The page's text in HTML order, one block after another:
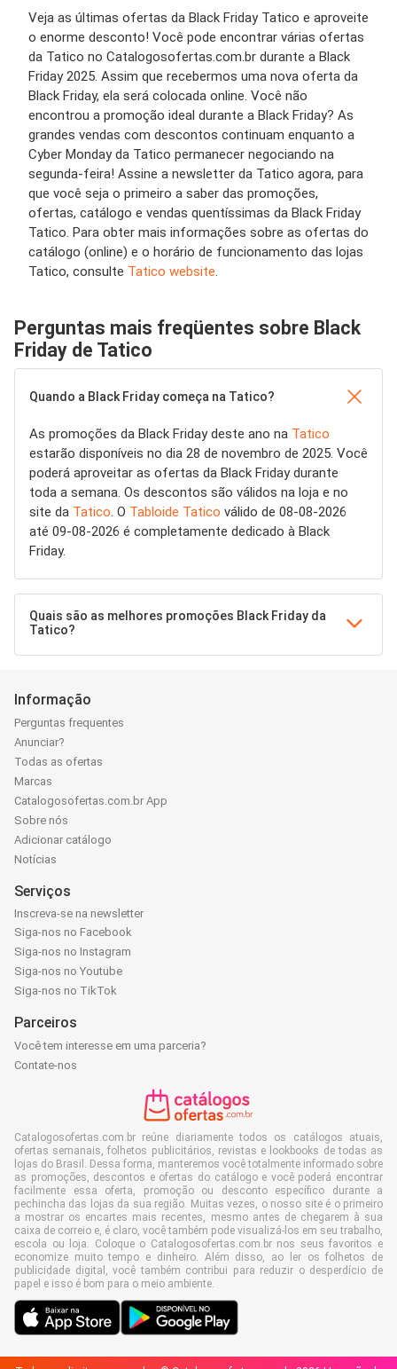
Veja as últimas ofertas da Black Friday Tatico e aproveite
o enorme desconto! Você pode encontrar várias ofertas
da Tatico no Catalogosofertas.com.br durante a Black
Friday 2025. Assim que recebermos uma nova oferta da
Black Friday, ela será colocada online. Você não
encontrou a promoção ideal durante a Black Friday? As
grandes vendas com descontos continuam enquanto a
Cyber Monday da Tatico permanecer negociando na
segunda-feira! Assine a newsletter da Tatico agora, para
que você seja o primeiro a saber das promoções,
ofertas, catálogo e vendas quentíssimas da Black Friday
Tatico. Para obter mais informações sobre as ofertas do
catálogo (online) e o horário de funcionamento das lojas
Tatico, consulte Tatico website.
Perguntas mais freqüentes sobre Black
Friday de Tatico
Quando a Black Friday começa na Tatico?
As promoções da Black Friday deste ano na Tatico
estarão disponíveis no dia 28 de novembro de 2025. Você
poderá aproveitar as ofertas da Black Friday durante
toda a semana. Os descontos são válidos na loja e no
site da Tatico. O Tabloide Tatico válido de 08-08-2026
até 09-08-2026 é completamente dedicado à Black
Friday.
Quais são as melhores promoções Black Friday da
Tatico?
Informação
Perguntas frequentes
Anunciar?
Todas as ofertas
Marcas
Catalogosofertas.com.br App
Sobre nós
Adicionar catálogo
Notícias
Serviços
Inscreva-se na newsletter
Siga-nos no Facebook
Siga-nos no Instagram
Siga-nos no Youtube
Siga-nos no TikTok
Parceiros
Você tem interesse em uma parceria?
Contate-nos
Catalogosofertas.com.br reúne diariamente todos os catálogos atuais,
ofertas semanais, folhetos publicitários, revistas e lookbooks de todas as
lojas do Brasil. Dessa forma, manteremos você totalmente informado sobre
as promoções, descontos e ofertas do catálogo e você poderá encontrar
facilmente essa oferta, promoção ou desconto específico durante a
pechincha das lojas da sua região. Muitas vezes, o nosso site é o primeiro
a mostrar os encartes mais recentes, mesmo antes de chegarem à sua
caixa de correio e, é claro, você também pode visualizá-los em seu trabalho,
escola ou loja. Coloque o Catalogosofertas.com.br nos seus favoritos e
economize muito tempo e dinheiro. Além disso, ao ler os folhetos de
publicidade digital, você também contribui para reduzir o desperdício de
papel e isso é bom para o meio ambiente.